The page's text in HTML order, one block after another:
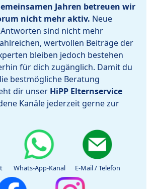
Jahren betreuen wir
nicht mehr aktiv. Neue
sind nicht mehr
wertvollen Beiträge der
bleiben jedoch bestehen
für dich zugänglich. Damit du
bestmögliche Beratung
dir unser HiPP Elternservice
Kanäle jederzeit gerne zur
Whats-App-Kanal E-Mail / Telefon